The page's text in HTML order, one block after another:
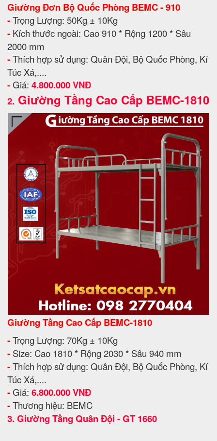
Giường Đơn Bộ Quốc Phòng BEMC - 910
-Trọng Lượng: 50Kg ± 10Kg
- Kích thước ngoài: Cao 910 * Rộng 1200 * Sâu
2000 mm
-Thích hợp sử dụng: Quân Đội, Bộ Quốc Phòng, Kí
Túc Xá,....
- Giá: 4.800.000 VNĐ
2. Giường Tầng Cao Cấp BEMC-1810
Giường Tầng Cao Cấp BEMC-1810
-Trọng Lượng: 70Kg ± 10Kg
- Size: Cao 1810 * Rộng 2030 * Sâu 940 mm
-Thích hợp sử dụng: Quân Đội, Bộ Quốc Phòng, Kí
Túc Xá,....
- Giá: 6.800.000 VNĐ
-Thương hiệu: BEMC
3. Giường Tầng Quân Đội - GT 1660